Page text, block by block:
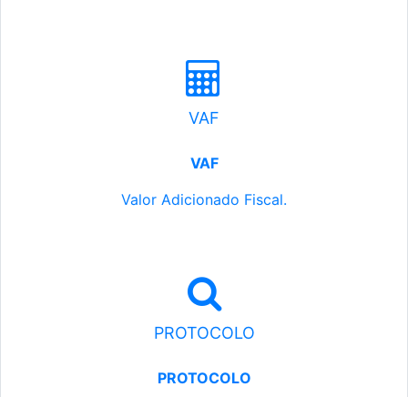
VAF
VAF
Valor Adicionado Fiscal.
PROTOCOLO
PROTOCOLO